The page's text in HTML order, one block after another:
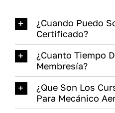
¿Cuando Puedo
Certificado?
¿Cuanto Tiempo
Membresía?
¿Que Son Los
Para Mecánico